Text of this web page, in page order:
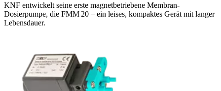
KNF entwickelt seine erste magnetbetriebene Membran-
Dosierpumpe, die FMM 20 – ein leises, kompaktes Gerät mit langer
Lebensdauer.